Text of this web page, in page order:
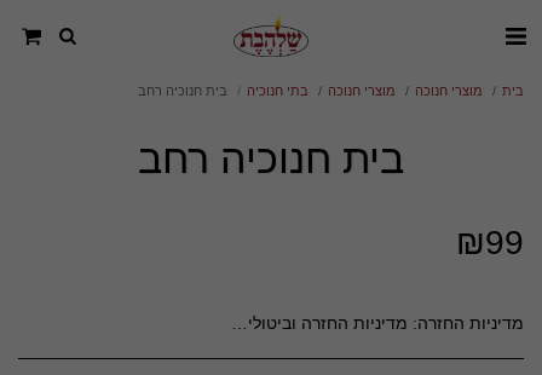
בית מוצרי חנוכה מוצרי חנוכה בתי חנוכיה בית חנוכיה רחב
בית חנוכיה רחב
₪99
מדיניות החזרה: מדיניות החזרה וביטולים – חסד סטוק **כללי** חסד סטוק מחויבים לשביעות רצונם של לקוחותינו ועושים את מירב המאמצים לספק מוצרים איכותיים ושירות מעולה. יחד עם זאת, במידה ואינך מרוצה מהרכישה, ניתן להחזיר או להחליף מוצרים בהתאם למדיניות זו. **ביטול עסקה לפני משלוח** - ניתן לבטל הזמנה כל עוד היא לא נשלחה, באמצעות פנייה לשירות הלקוחות דרך &quot;צור קשר&quot; באתר או במייל. - במקרה של ביטול טרם המשלוח, יוחזר הסכום המלא ששולם עבור ההזמנה, למעט עמלות סליקה, אם קיימות. **החזרת מוצרים לאחר קבלתם** - ניתן להחזיר מוצרים בתוך **14 יום** מיום קבלתם, בתנאי שהם באריזתם המקורית, שלמים, לא נעשה בהם שימוש ולא נפגעו. - החזרת המוצר תעשה על חשבון הלקוח, אלא אם מדובר בפגם בייצור או בטעות במשלוח מצדנו. **מוצרים שלא ניתן להחזיר** - מוצרים מתכלים (כגון מזון, צמחים, פרחים). - מוצרי היגיינה חד-פעמיים שנפתחו. - מוצרים בהזמנה אישית או בהתאמה מיוחדת ללקוח. **החזר כספי** - החזר יבוצע בתוך **14 ימי עסקים** מיום קבלת המוצר חזרה ובדיקתו. - ההחזר יינתן באותו אמצעי תשלום בו בוצעה העסקה, בניכוי **5% או 100 ש&quot;ח** (הנמוך מביניהם), בהתאם לחוק. - דמי משלוח לא יוחזרו. **החלפת מוצרים** - ניתן להחליף מוצרים תוך 14 יום מקבלתם, בהתאם לזמינות במלאי. - במקרה של החלפה, על הלקוח לשאת בעלויות המשלוח הנוספות. **יצירת קשר** לכל שאלה בנוגע להחזרה, ביטול או החלפה, ניתן לפנות לשירות הלקוחות שלנו דרך &quot;צור קשר&quot; באתר או במייל: chesedstock15@gmail.com